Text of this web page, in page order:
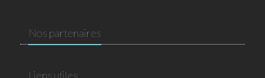
Nos partenaires
Liens utiles